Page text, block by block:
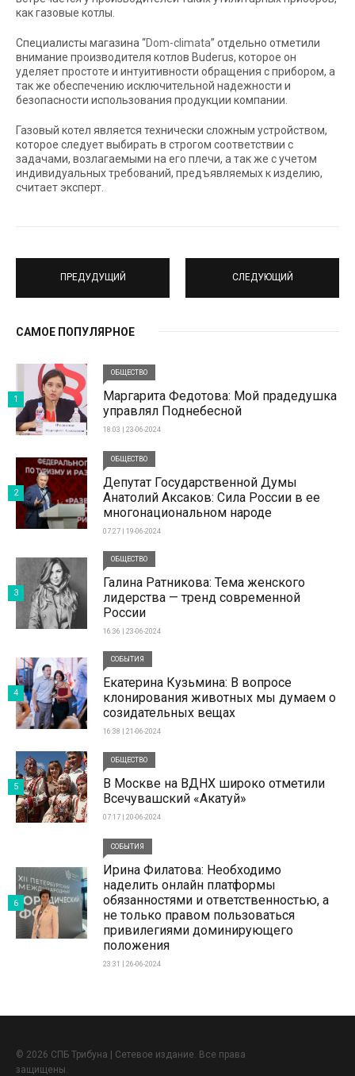
как газовые котлы.
Специалисты магазина “Dom-climata” отдельно отметили
внимание производителя котлов Buderus, которое он
уделяет простоте и интуитивности обращения с прибором, а
так же обеспечению исключительной надежности и
безопасности использования продукции компании.
Газовый котел является технически сложным устройством,
которое следует выбирать в строгом соответствии с
задачами, возлагаемыми на его плечи, а так же с учетом
индивидуальных требований, предъявляемых к изделию,
считает эксперт.
ПРЕДУДУЩИЙ СЛЕДУЮЩИЙ
САМОЕ ПОПУЛЯРНОЕ
ОБЩЕСТВО
Маргарита Федотова: Мой прадедушка
управлял Поднебесной
18:03 | 23-06-2024
1
ОБЩЕСТВО
Депутат Государственной Думы
Анатолий Аксаков: Сила России в ее
многонациональном народе
07:27 | 19-06-2024
2
ОБЩЕСТВО
Галина Ратникова: Тема женского
лидерства — тренд современной
России
16:36 | 23-06-2024
3
СОБЫТИЯ
Екатерина Кузьмина: В вопросе
клонирования животных мы думаем о
созидательных вещах
16:38 | 21-06-2024
4
ОБЩЕСТВО
В Москве на ВДНХ широко отметили
Всечувашский «Акатуй»
07:17 | 20-06-2024
5
СОБЫТИЯ
Ирина Филатова: Необходимо
наделить онлайн платформы
обязанностями и ответственностью, а
не только правом пользоваться
привилегиями доминирующего
положения
23:31 | 26-06-2024
6
© 2026 СПБ Трибуна | Сетевое издание. Все права
защищены.